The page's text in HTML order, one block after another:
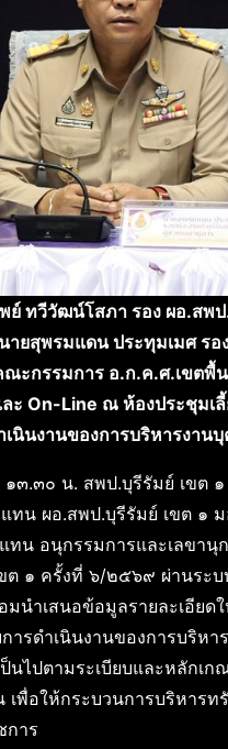
ย์ ทวีวัฒน์โสภา รอง ผอ.สพ
ายสุพรมแดน ประทุมเมศ ร
ะกรรมการ อ.ก.ค.ศ.เขตพื้
ะ On-Line ณ ห้องประชุมเ
เนินงานของการบริหารงา
๓.๓๐ น. สพป.บุรีรัมย์ เขต
ทน ผอ.สพป.บุรีรัมย์ เขต ๑
ทน อนุกรรมการและเลขา
๑ ครั้งที่ ๖/๒๕๖๙ ผ่านระ
มนำเสนอข้อมูลรายละเอีย
รดำเนินงานของการบริห
นไปตามระเบียบและหลักเ
เพื่อให้กระบวนการบริหาร
การ